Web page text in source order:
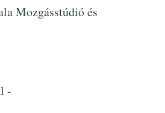
Mozgásstúdió és
-